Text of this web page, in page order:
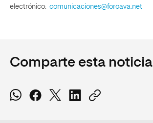
electrónico: comunicaciones@foroava.net
Comparte esta noticia